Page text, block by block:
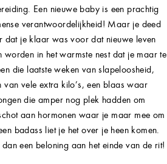
Een nieuwe baby is een prachtig
verantwoordelijkheid! Maar je deed
dat je klaar was voor dat nieuwe leven
in het warmste nest dat je maar te
die laatste weken van slapeloosheid,
van vele extra kilo’s, een blaas waar
die amper nog plek hadden om
aan hormonen waar je maar mee om
badass liet je het over je heen komen.
een beloning aan het einde van de rit!